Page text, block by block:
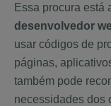
Essa procura está
desenvolvedor
usar códigos de
páginas,
também pode
necessidades dos